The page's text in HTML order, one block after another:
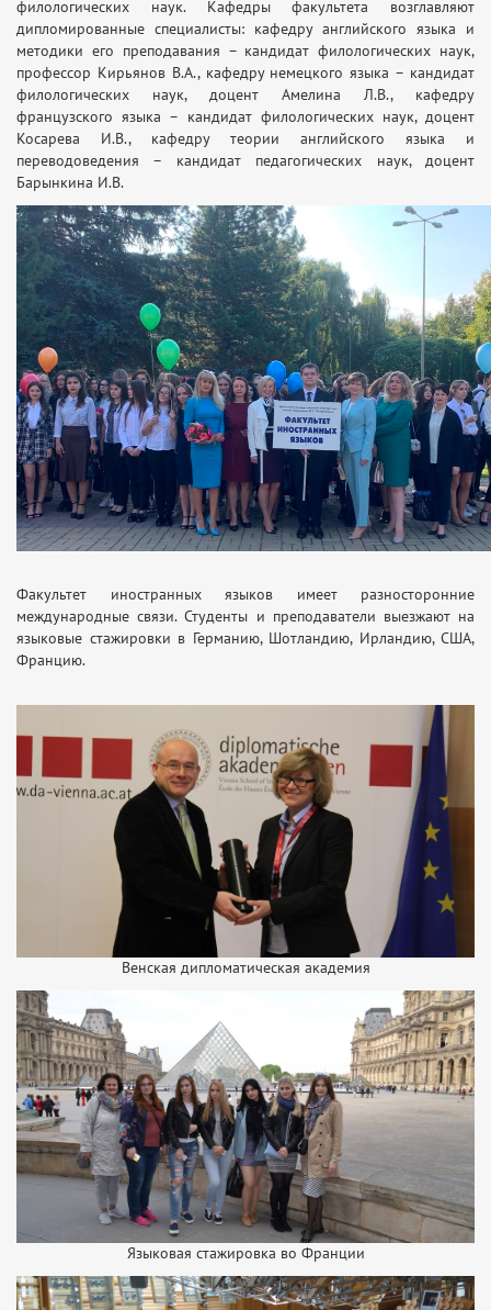
филологических наук. Кафедры факультета возглавляют
дипломированные специалисты: кафедру английского языка и
методики его преподавания – кандидат филологических наук,
профессор Кирьянов В.А., кафедру немецкого языка – кандидат
филологических наук, доцент Амелина Л.В., кафедру
французского языка – кандидат филологических наук, доцент
Косарева И.В., кафедру теории английского языка и
переводоведения – кандидат педагогических наук, доцент
Барынкина И.В.
Факультет иностранных языков имеет разносторонние
международные связи. Студенты и преподаватели выезжают на
языковые стажировки в Германию, Шотландию, Ирландию, США,
Францию.
Венская дипломатическая академия
Языковая стажировка во Франции